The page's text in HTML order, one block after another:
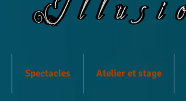
Spectacles Atelier et stage